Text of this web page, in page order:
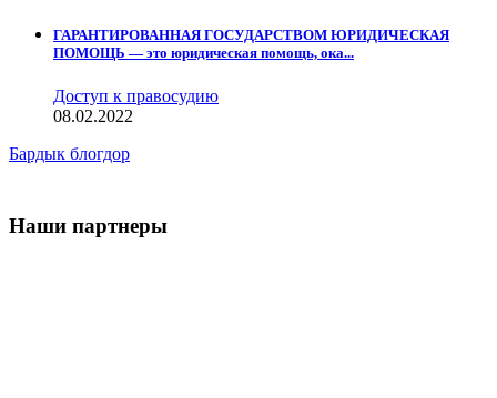
ГАРАНТИРОВАННАЯ ГОСУДАРСТВОМ ЮРИДИЧЕСКАЯ
ПОМОЩЬ — это юридическая помощь, ока...
Доступ к правосудию
08.02.2022
Бардык блогдор
Наши партнеры